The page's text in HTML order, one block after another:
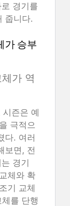
경기를
줍니다.
가 승부
가 역
즌은 예
극적으
다. 여러
보면, 전
경기
체와 확
기 교체
를 단행